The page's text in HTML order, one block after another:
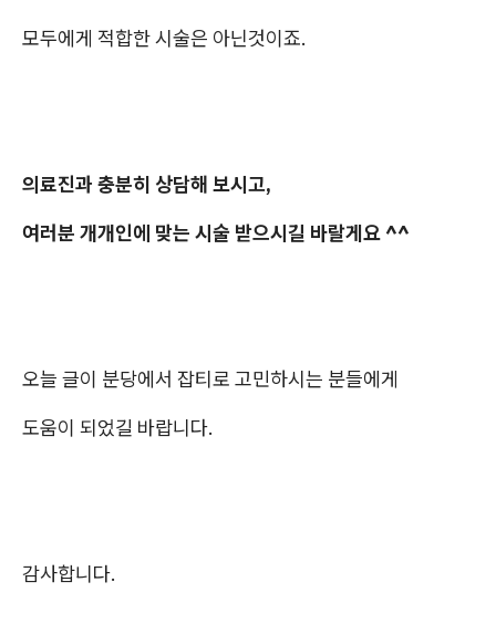
모두에게 적합한 시술은 아닌것이죠.
의료진과 충분히 상담해 보시고,
여러분 개개인에 맞는 시술 받으시길 바랄게요 ^^
오늘 글이 분당에서 잡티로 고민하시는 분들에게
도움이 되었길 바랍니다.
감사합니다.